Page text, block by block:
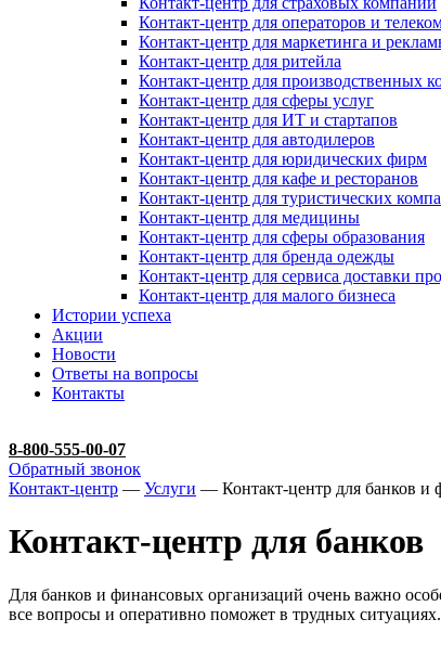
Контакт-центр для операторов и
Контакт-центр для маркетинга и
Контакт-центр для ритейла
Контакт-центр для производственных
Контакт-центр для сферы услуг
Контакт-центр для ИТ и стартапов
Контакт-центр для автодилеров
Контакт-центр для юридических фирм
Контакт-центр для кафе и ресторанов
Контакт-центр для туристических
Контакт-центр для медицины
Контакт-центр для сферы образования
Контакт-центр для бренда одежды
Контакт-центр для сервиса доставки
Контакт-центр для малого бизнеса
Истории успеха
Акции
Новости
Ответы на вопросы
Контакты
8-800-555-00-07
Обратный звонок
Контакт-центр — Услуги — Контакт-центр для банков и
Контакт-центр для банков
Для банков и финансовых организаций очень важно
все вопросы и оперативно поможет в трудных ситуациях.